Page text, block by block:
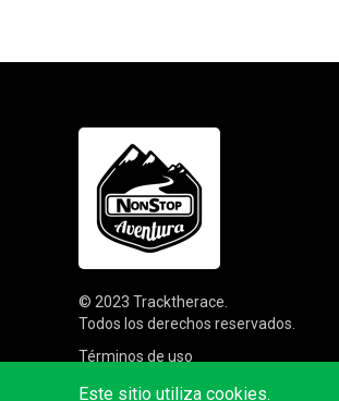
© 2023 Tracktherace
Todos los derechos reservados.
Términos de uso
Este sitio utiliza cookies.